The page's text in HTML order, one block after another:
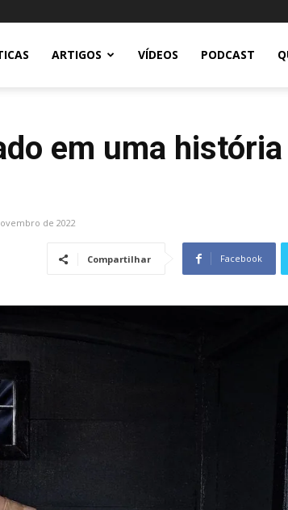
ARTIGOS VÍDEOS PODCAST
em uma
de 2022
Compartilhar Facebook